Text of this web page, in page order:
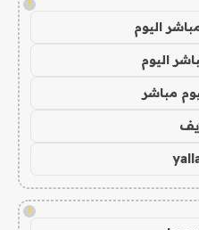
!
اليوم
اليوم
مباشر
!